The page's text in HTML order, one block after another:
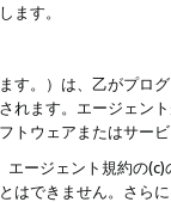
ます。
す。）は、乙がプロ
れます。エージェン
トウェアまたはサー
ージェント規約の
はできません。さら